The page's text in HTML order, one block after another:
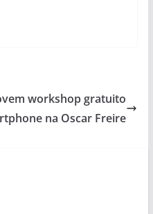
workshop gratuito
na Oscar Freire